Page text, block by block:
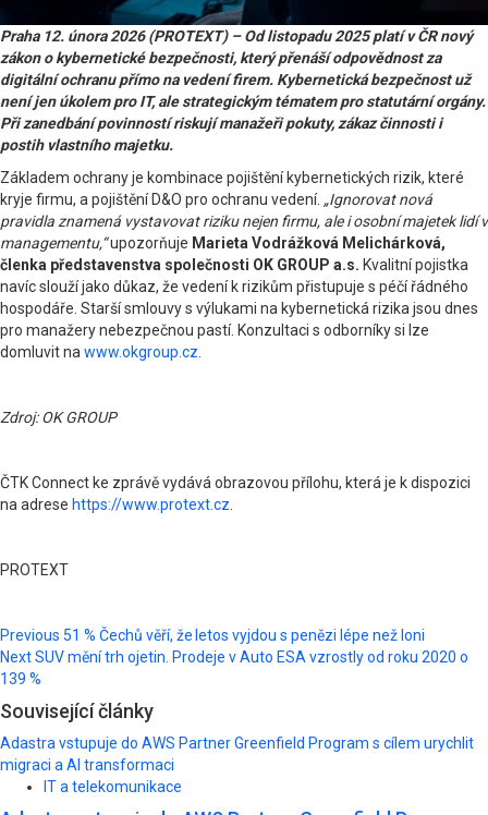
Praha 12. února 2026 (PROTEXT) – Od listopadu 2025 platí v ČR nový
zákon o kybernetické bezpečnosti, který přenáší odpovědnost za
digitální ochranu přímo na vedení firem. Kybernetická bezpečnost už
není jen úkolem pro IT, ale strategickým tématem pro statutární orgány.
Při zanedbání povinností riskují manažeři pokuty, zákaz činnosti i
postih vlastního majetku.
Základem ochrany je kombinace pojištění kybernetických rizik, které
kryje firmu, a pojištění D&O pro ochranu vedení. „Ignorovat nová
pravidla znamená vystavovat riziku nejen firmu, ale i osobní majetek lidí v
managementu,“upozorňuje Marieta Vodrážková Melichárková,
členka představenstva společnosti OK GROUP a.s. Kvalitní pojistka
navíc slouží jako důkaz, že vedení k rizikům přistupuje s péčí řádného
hospodáře. Starší smlouvy s výlukami na kybernetická rizika jsou dnes
pro manažery nebezpečnou pastí. Konzultaci s odborníky si lze
domluvit na www.okgroup.cz
Zdroj: OK GROUP
ČTK Connect ke zprávě vydává obrazovou přílohu, která je k dispozici
na adrese https://www.protext.cz
PROTEXT
Post
navigation
Previous 51 % Čechů věří, že letos vyjdou s penězi lépe než loni
NextSUV mění trh ojetin. Prodeje v Auto ESA vzrostly od roku 2020 o
139 %
Související články
Adastra vstupuje do AWS Partner Greenfield Program s cílem urychlit
migraci a AI transformaci
IT a telekomunikace